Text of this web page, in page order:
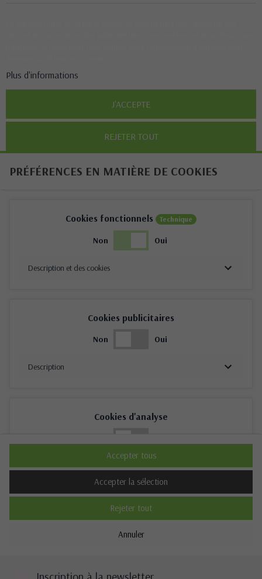
Plus d'informations
REJETER TOUT
J'ACCEPTE
PRÉFÉRENCES EN MATIÈRE DE COOKIES
Cookies fonctionnels Technique
Non Oui
Description et des cookies
Cookies publicitaires
Non Oui
Description
Cookies d'analyse
Description
Cookies de performance
Annuler
Rejeter tout
Accepter la sélection
Accepter tous